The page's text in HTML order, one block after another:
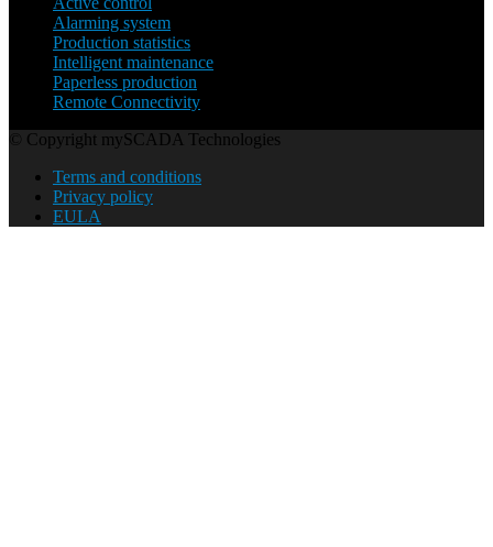
Alarming system
Production statistics
Intelligent maintenance
Paperless production
Remote Connectivity
© Copyright mySCADA Technologies
Terms and conditions
Privacy policy
EULA